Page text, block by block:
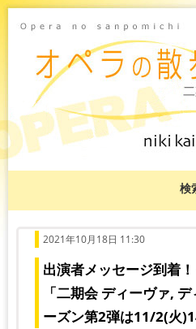
検
2021年10月18日 11:30
出演者メッセージ到着
「二期会 ディーヴァ,
ーズン第2弾は11/2(火